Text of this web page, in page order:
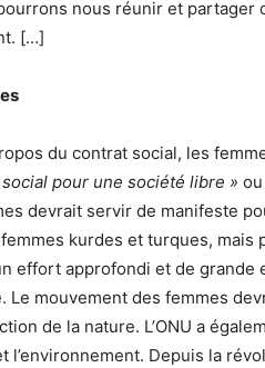
nous réunir et
[…]
du contrat social, les
pour une société libre »
devrait servir de manifeste
kurdes et turques, mais
effort approfondi et de grande
mouvement des femmes
de la nature. L’ONU a
l’environnement. Depuis la